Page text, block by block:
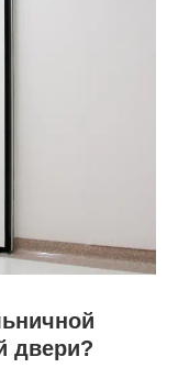
двери?